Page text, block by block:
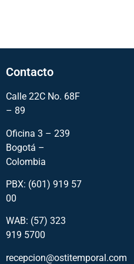
Contacto
Calle 22C No. 68F
– 89
Oficina 3 – 239
Bogotá –
Colombia
PBX: (601) 919 57
00
WAB: (57) 323
919 5700
recepcion@ostitemporal.com